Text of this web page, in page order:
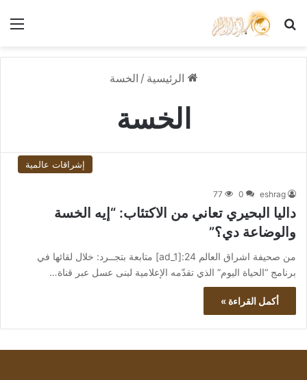
بحث عن
الرئيسية / الخسة
الخسة
إشراقات عالمية
eshrag
0
77
داليا البحيري تعاني من الاكتئاب: “إيه الخسة
والوضاعة دي؟”
من صحيفة اشراق العالم 24:[ad_1] متابعة بتجــرد: خلال لقائها في
برنامج “الحياة اليوم” الذي تقدّمه الإعلامية لبنى عسل عبر قناة…
أكمل القراءة »